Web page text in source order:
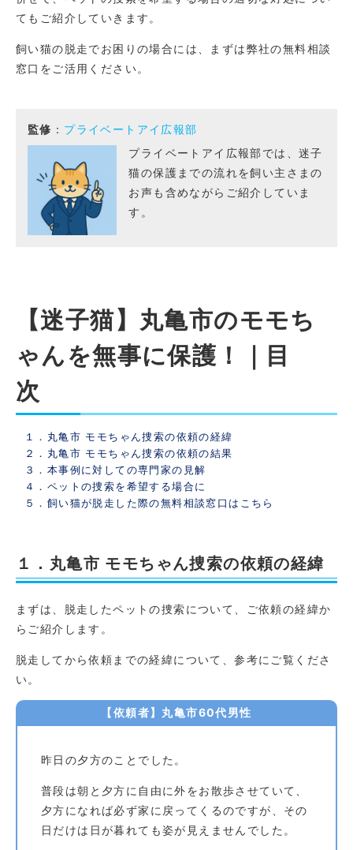
てもご紹介していきます。
飼い猫の脱走でお困りの場合には、まずは弊社の無料相談
窓口をご活用ください。
監修 ： プライベートアイ広報部
プライベートアイ広報部では、迷子
猫の保護までの流れを飼い主さまの
お声も含めながらご紹介していま
す。
【迷子猫】丸亀市のモモち
ゃんを無事に保護！｜目
次
１．丸亀市 モモちゃん捜索の依頼の経緯
２．丸亀市 モモちゃん捜索の依頼の結果
３．本事例に対しての専門家の見解
４．ペットの捜索を希望する場合に
５．飼い猫が脱走した際の無料相談窓口はこちら
１．丸亀市 モモちゃん捜索の依頼の経緯
まずは、脱走したペットの捜索について、ご依頼の経緯か
らご紹介します。
脱走してから依頼までの経緯について、参考にご覧くださ
い。
【依頼者】丸亀市60代男性
昨日の夕方のことでした。
普段は朝と夕方に自由に外をお散歩させていて、
夕方になれば必ず家に戻ってくるのですが、その
日だけは日が暮れても姿が見えませんでした。